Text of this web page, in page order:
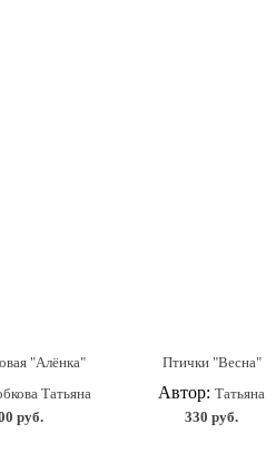
"Алёнка"
Татьяна
руб.
Птички "Весна"
Автор: Татьяна
330 руб.